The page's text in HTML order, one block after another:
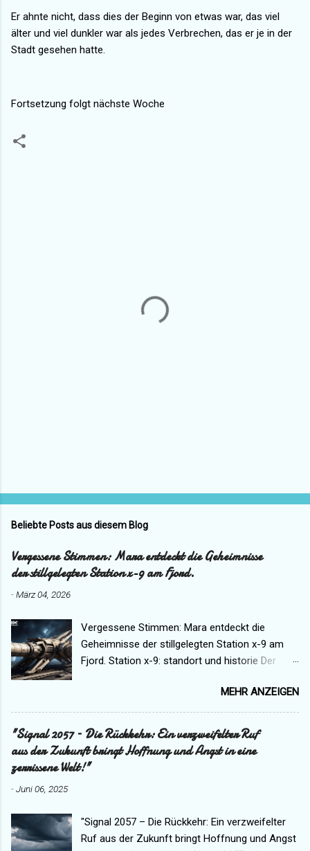
Er ahnte nicht, dass dies der Beginn von etwas war, das viel
älter und viel dunkler war als jedes Verbrechen, das er je in der
Stadt gesehen hatte.
Fortsetzung folgt nächste Woche
Beliebte Posts aus diesem Blog
Vergessene Stimmen: Mara entdeckt die Geheimnisse
der stillgelegten Station x-9 am Fjord.
-März 04, 2026
Vergessene Stimmen: Mara entdeckt die
Geheimnisse der stillgelegten Station x-9 am
Fjord. Station x-9: standort und historie Der
endete mit den Worten: "Wenn das Licht
erlischt, vergesst uns nicht." Es war kein
spektakuläres Ende – nur eine Stimme, brüchig
vor Kälte, die in einem Puls aus Rauschen
verschwand – und doch fühlte Mara, wie etwas
einem dunklen Basaltplateau, hundert Meter
über einem Fjord, dessen Wasser im Winter
MEHR ANZEIGEN
"Signal 2057 – Die Rückkehr: Ein verzweifelter Ruf
aus der Zukunft bringt Hoffnung und Angst in eine
zerrissene Welt!"
-Juni 06, 2025
"Signal 2057 – Die Rückkehr: Ein verzweifelter
Ruf aus der Zukunft bringt Hoffnung und Angst